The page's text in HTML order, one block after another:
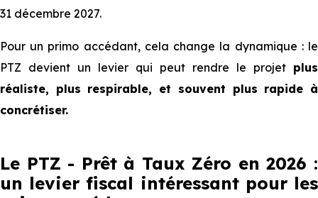
31 décembre 2027.
Pour un primo accédant, cela change la dynamique : le
PTZ devient un levier qui peut rendre le projet plus
réaliste, plus respirable, et souvent plus rapide à
concrétiser.
Le PTZ - Prêt à Taux Zéro en 2026 :
un levier fiscal intéressant pour les